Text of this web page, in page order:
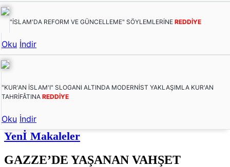
"İSLAM'DA REFORM VE GÜNCELLEME" SÖYLEMLERİNE REDDİYE
Oku İndir
"KUR'AN İSLAM'I" SLOGANI ALTINDA MODERNİST YAKLAŞIMLA KUR'AN
TAHRİFÂTINA REDDİYE
Oku İndir
Yenİ Makaleler
GAZZE’DE YAŞANAN VAHŞET